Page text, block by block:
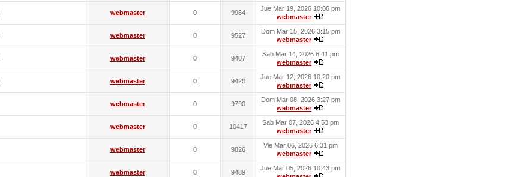
webmaster 0 9964
Jue Mar 19, 2026 10:06 pm
webmaster
webmaster 0 9527
Dom Mar 15, 2026 3:15 pm
webmaster
webmaster 0 9407
Sab Mar 14, 2026 6:41 pm
webmaster
webmaster 0 9420
Jue Mar 12, 2026 10:20 pm
webmaster
webmaster 0 9790
Dom Mar 08, 2026 3:27 pm
webmaster
webmaster 0 10417
Sab Mar 07, 2026 4:53 pm
webmaster
webmaster 0 9826
Vie Mar 06, 2026 6:31 pm
webmaster
webmaster 0 9489
Jue Mar 05, 2026 10:43 pm